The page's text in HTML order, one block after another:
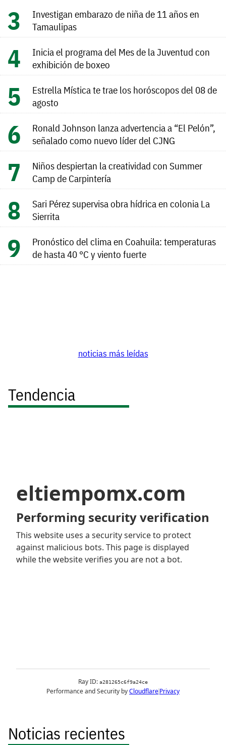
Investigan embarazo de niña de 11 años en
Tamaulipas
Inicia el programa del Mes de la Juventud con
exhibición de boxeo
Estrella Mística te trae los horóscopos del 08 de
agosto
Ronald Johnson lanza advertencia a “El Pelón”,
señalado como nuevo líder del CJNG
Niños despiertan la creatividad con Summer
Camp de Carpintería
Sari Pérez supervisa obra hídrica en colonia La
Sierrita
Pronóstico del clima en Coahuila: temperaturas
de hasta 40 °C y viento fuerte
noticias más leídas
Tendencia
Noticias recientes